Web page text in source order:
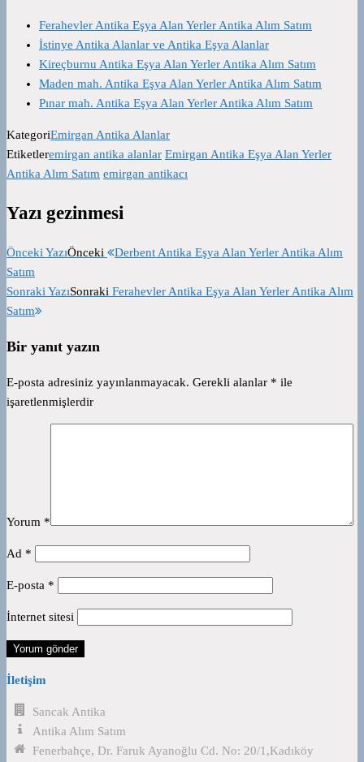
Ferahevler Antika Eşya Alan Yerler Antika Alım Satım
İstinye Antika Alanlar ve Antika Eşya Alanlar
Kireçburnu Antika Eşya Alan Yerler Antika Alım Satım
Maden mah. Antika Eşya Alan Yerler Antika Alım Satım
Pınar mah. Antika Eşya Alan Yerler Antika Alım Satım
KategoriEmirgan Antika Alanlar
Etiketleremirgan antika alanlar Emirgan Antika Eşya Alan Yerler
Antika Alım Satım emirgan antikacı
Yazı gezinmesi
Önceki YazıÖnceki
Derbent Antika Eşya Alan Yerler Antika Alım
Satım
Sonraki YazıSonraki Ferahevler Antika Eşya Alan Yerler Antika Alım
Satım
Bir yanıt yazın
E-posta adresiniz yayınlanmayacak. Gerekli alanlar * ile
işaretlenmişlerdir
Yorum *
Ad *
E-posta *
İnternet sitesi
İletişim
Sancak Antika
Antika Alım Satım
Fenerbahçe, Dr. Faruk Ayanoğlu Cd. No: 20/1,Kadıköy